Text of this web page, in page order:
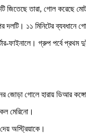
জিতেছে তারা, গোল করেছে
১১ মিনিটের ব্যবধানে
গ্রুপ পর্বে প্রথম দুই
জোড়া গোলে হারায় ডিআর
মেরিনো।
অস্ট্রিয়াকে।